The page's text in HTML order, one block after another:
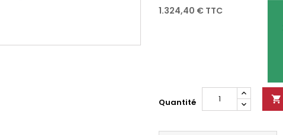
1.324,40 € TTC
Quantité 